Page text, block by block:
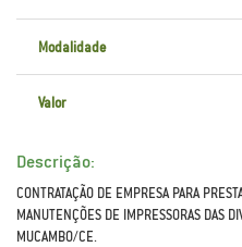
Modalidade
Valor
Descrição:
CONTRATAÇÃO DE EMPRESA PARA
MANUTENÇÕES DE IMPRESSORAS DAS
MUCAMBO/CE.